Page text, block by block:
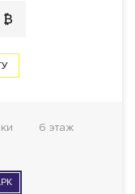
₿
6 этаж